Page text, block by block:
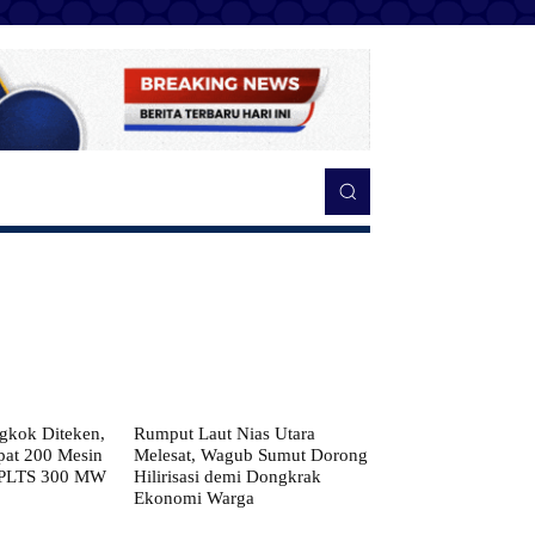
Diteken,
200 Mesin
300 MW
Rumput Laut Nias Utara
Melesat, Wagub Sumut Dorong
Hilirisasi demi Dongkrak
Ekonomi Warga